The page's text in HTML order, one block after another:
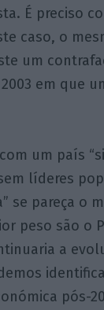
É preciso
caso, o
um
em que
um país
líderes
se pareça o
peso são o
a
pós-